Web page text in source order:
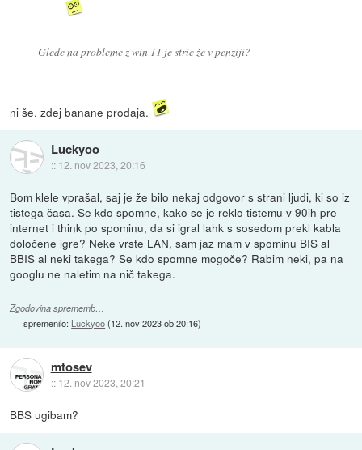
Glede na probleme z win 11 je stric že v penziji?
ni še. zdej banane prodaja.
Luckyoo
:: 12. nov 2023, 20:16
Bom klele vprašal, saj je že bilo nekaj odgovor s strani ljudi, ki so iz
tistega časa. Se kdo spomne, kako se je reklo tistemu v 90ih pre
internet i think po spominu, da si igral lahk s sosedom prekl kabla
določene igre? Neke vrste LAN, sam jaz mam v spominu BIS al
BBIS al neki takega? Se kdo spomne mogoče? Rabim neki, pa na
googlu ne naletim na nič takega.
Zgodovina sprememb…
spremenilo: Luckyoo(12. nov 2023 ob 20:16)
mtosev
:: 12. nov 2023, 20:21
BBS ugibam?